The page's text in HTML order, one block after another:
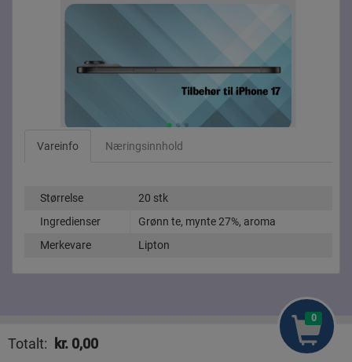
Vareinfo Næringsinnhold
Størrelse
20 stk
Ingredienser
Grønn te, mynte 27%, aroma
Merkevare
Lipton
Totalt: kr. 0,00
0
Mat Sammenligne